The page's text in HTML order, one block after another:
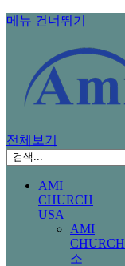
메뉴 건너뛰기
전체보기
AMI
CHURCH
USA
AMI
CHURCH
소